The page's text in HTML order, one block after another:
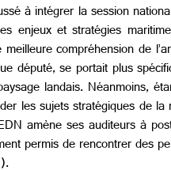
à intégrer la session
enjeux et stratégies
compréhension de
député, se portait plus
landais. Néanmoins,
les sujets stratégiques de
amène ses auditeurs à
permis de rencontrer des